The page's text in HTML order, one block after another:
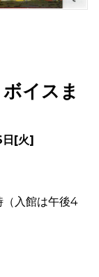
イスま
[火]
（入館は午後4